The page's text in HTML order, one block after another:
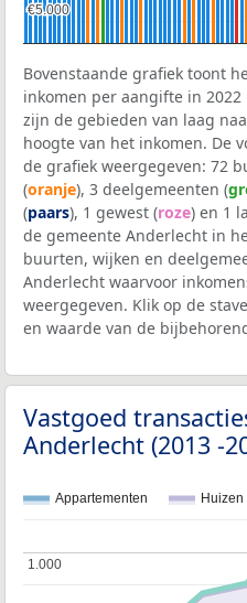
€5.000
€5.000
Bovenstaande grafiek toont
inkomen per aangifte in
zijn de gebieden van laag
hoogte van het inkomen. De
de grafiek weergegeven: 72
(oranje), 3 deelgemeenten (
(paars), 1 gewest (roze) en 1
de gemeente Anderlecht in
buurten, wijken en
Anderlecht waarvoor
weergegeven. Klik op de
en waarde van de
Vastgoed
Anderlecht (2013 -
Appartementen
1.000
1.000